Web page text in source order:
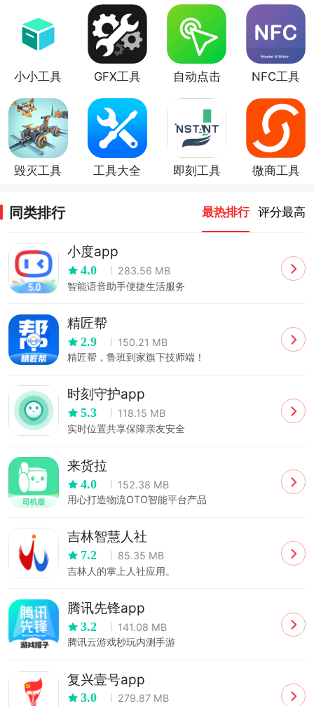
小小工具
GFX工具
自动点击
NFC工具
毁灭工具
工具大全
即刻工具 微商工具
同类排行 最热排行 评分最高
小度app
4.0
283.56 MB
智能语音助手便捷生活服务
精匠帮
2.9
150.21 MB
精匠帮，鲁班到家旗下技师端！
时刻守护app
5.3
118.15 MB
实时位置共享保障亲友安全
来货拉
4.0
152.38 MB
用心打造物流OTO智能平台产品
吉林智慧人社
7.2
85.35 MB
吉林人的掌上人社应用。
腾讯先锋app
3.2
141.08 MB
腾讯云游戏秒玩内测手游
复兴壹号app
3.0
279.87 MB